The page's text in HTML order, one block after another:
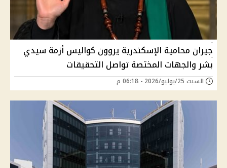
جيران محامية الإسكندرية يروون كواليس أزمة سيدي
بشر والجهات المختصة تواصل التحقيقات
السبت 25/يوليو/2026 - 06:18 م